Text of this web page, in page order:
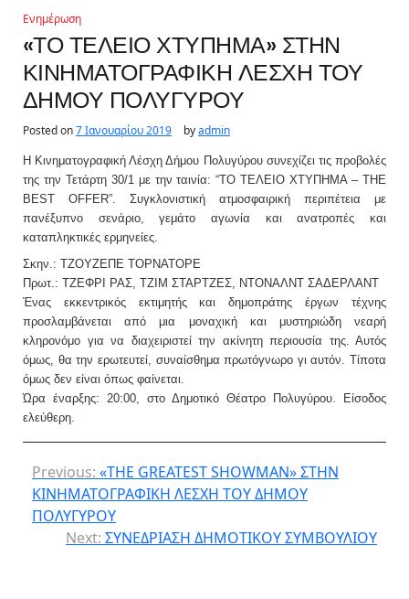
Ενημέρωση
«ΤΟ ΤΕΛΕΙΟ ΧΤΥΠΗΜΑ» ΣΤΗΝ
ΚΙΝΗΜΑΤΟΓΡΑΦΙΚΗ ΛΕΣΧΗ ΤΟΥ
ΔΗΜΟΥ ΠΟΛΥΓΥΡΟΥ
Posted on7 Ιανουαρίου 2019 byadmin
H Κινηματογραφική Λέσχη Δήμου Πολυγύρου συνεχίζει τις προβολές
της την Τετάρτη 30/1 με την ταινία: “ΤΟ ΤΕΛΕΙΟ ΧΤΥΠΗΜΑ – THE
BEST OFFER”. Συγκλονιστική ατμοσφαιρική περιπέτεια με
πανέξυπνο σενάριο, γεμάτο αγωνία και ανατροπές και
καταπληκτικές ερμηνείες.
Σκην.: ΤΖΟΥΖΕΠΕ ΤΟΡΝΑΤΟΡΕ
Πρωτ.: ΤΖΕΦΡΙ ΡΑΣ, ΤΖΙΜ ΣΤΑΡΤΖΕΣ, ΝΤΟΝΑΛΝΤ ΣΑΔΕΡΛΑΝΤ
Ένας εκκεντρικός εκτιμητής και δημοπράτης έργων τέχνης
προσλαμβάνεται από μια μοναχική και μυστηριώδη νεαρή
κληρονόμο για να διαχειριστεί την ακίνητη περιουσία της. Αυτός
όμως, θα την ερωτευτεί, συναίσθημα πρωτόγνωρο γι αυτόν. Τίποτα
όμως δεν είναι όπως φαίνεται.
Ώρα έναρξης: 20:00, στο Δημοτικό Θέατρο Πολυγύρου. Είσοδος
ελεύθερη.
Previous: «THE GREATEST SHOWMAN» ΣΤΗΝ
ΚΙΝΗΜΑΤΟΓΡΑΦΙΚΗ ΛΕΣΧΗ ΤΟΥ ΔΗΜΟΥ
ΠΟΛΥΓΥΡΟΥ
Next: ΣΥΝΕΔΡΙΑΣΗ ΔΗΜΟΤΙΚΟΥ ΣΥΜΒΟΥΛΙΟΥ